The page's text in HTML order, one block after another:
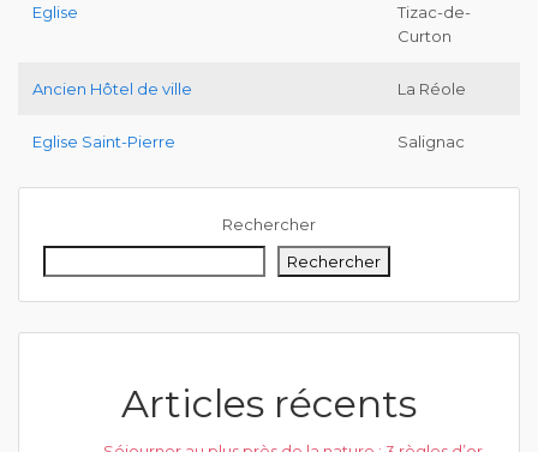
Eglise
Tizac-de-
Curton
Ancien Hôtel de ville La Réole
Eglise Saint-Pierre Salignac
Rechercher
Rechercher
Articles récents